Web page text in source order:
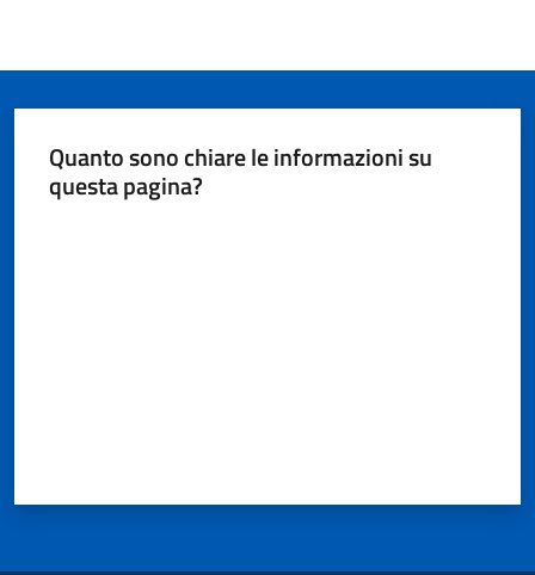
Quanto sono chiare le informazioni su
questa pagina?